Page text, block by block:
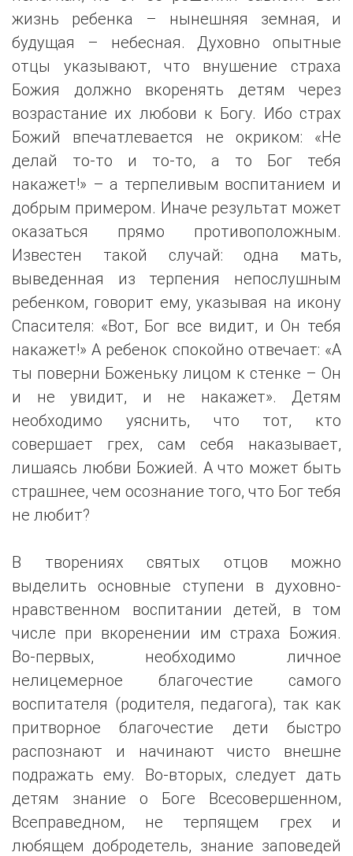
жизнь ребенка – нынешняя земная, и
будущая – небесная. Духовно опытные
отцы указывают, что внушение страха
Божия должно вкоренять детям через
возрастание их любови к Богу. Ибо страх
Божий впечатлевается не окриком: «Не
делай то-то и то-то, а то Бог тебя
накажет!» – а терпеливым воспитанием и
добрым примером. Иначе результат может
оказаться прямо противоположным.
Известен такой случай: одна мать,
выведенная из терпения непослушным
ребенком, говорит ему, указывая на икону
Спасителя: «Вот, Бог все видит, и Он тебя
накажет!» А ребенок спокойно отвечает: «А
ты поверни Боженьку лицом к стенке – Он
и не увидит, и не накажет». Детям
необходимо уяснить, что тот, кто
совершает грех, сам себя наказывает,
лишаясь любви Божией. А что может быть
страшнее, чем осознание того, что Бог тебя
не любит?
В творениях святых отцов можно
выделить основные ступени в духовно-
нравственном воспитании детей, в том
числе при вкоренении им страха Божия.
Во-первых, необходимо личное
нелицемерное благочестие самого
воспитателя (родителя, педагога), так как
притворное благочестие дети быстро
распознают и начинают чисто внешне
подражать ему. Во-вторых, следует дать
детям знание о Боге Всесовершенном,
Всеправедном, не терпящем грех и
любящем добродетель, знание заповедей